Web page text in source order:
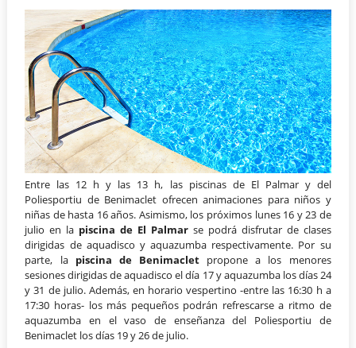
Entre las 12 h y las 13 h, las piscinas de El Palmar y del
Poliesportiu de Benimaclet ofrecen animaciones para niños y
niñas de hasta 16 años. Asimismo, los próximos lunes 16 y 23 de
julio en la piscina de El Palmarse podrá disfrutar de clases
dirigidas de aquadisco y aquazumba respectivamente. Por su
parte, la piscina de Benimaclet propone a los menores
sesiones dirigidas de aquadisco el día 17 y aquazumba los días 24
y 31 de julio. Además, en horario vespertino -entre las 16:30 h a
17:30 horas- los más pequeños podrán refrescarse a ritmo de
aquazumba en el vaso de enseñanza del Poliesportiu de
Benimaclet los días 19 y 26 de julio.